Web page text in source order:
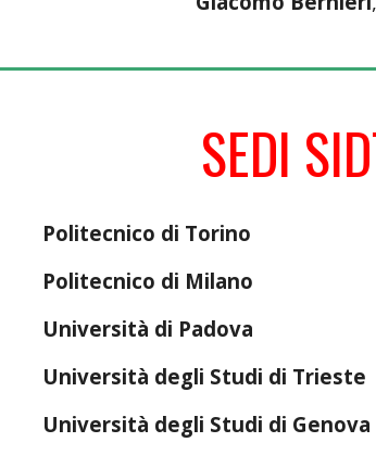
SEDI
Politecnico di Torino
Politecnico di Milano
Università di Padova
Università degli Studi di Trieste
Università degli Studi di Genova